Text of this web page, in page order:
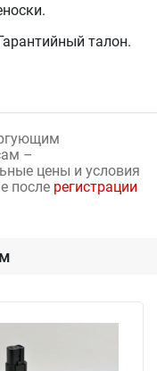
талон.
–
цены и условия
после регистрации